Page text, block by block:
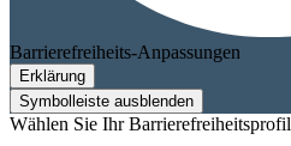
Barrierefreiheits-Anpassungen
Erklärung
Symbolleiste ausblenden
Wählen Sie Ihr Barrierefreiheitsprofil